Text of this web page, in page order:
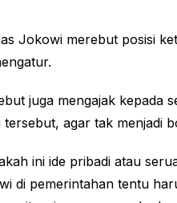
Jokowi merebut posisi
juga mengajak kepada
agar tak menjadi
ini ide pribadi atau
di pemerintahan tentu